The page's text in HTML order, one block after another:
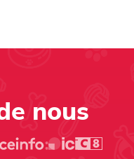
nous